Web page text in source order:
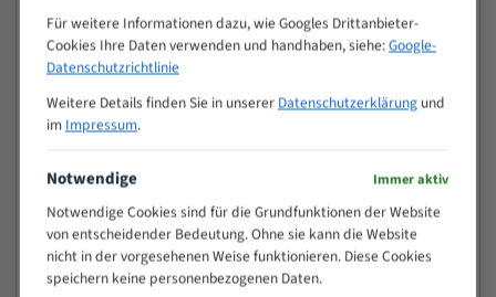
Zoll (ZpZ))
>
25
10/14
15 - 40
8/12
25 - 50
50 - 120
80 - 180
3/4
130 -
350
2/3
150 -
Für weitere Informationen dazu, wie Googles Drittanbieter-
Cookies Ihre Daten verwenden und handhaben, siehe:Google-
Datenschutzrichtlinie
Weitere Details finden Sie in unserer Datenschutzerklärungund
im Impressum.
Notwendige Immer aktiv
Notwendige Cookies sind für die Grundfunktionen der Website
von entscheidender Bedeutung. Ohne sie kann die Website
nicht in der vorgesehenen Weise funktionieren. Diese Cookies
speichern keine personenbezogenen Daten.